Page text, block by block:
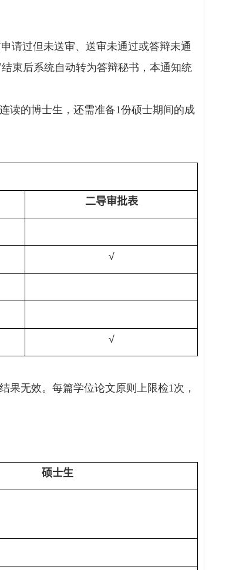
请过但未送审、送审未通过或答辩未通
束后系统自动转为答辩秘书，本通知统
读的博士生，还需准备1份硕士期间的成
二导审批表
√
√
果无效。每篇学位论文原则上限检1次，
硕士生